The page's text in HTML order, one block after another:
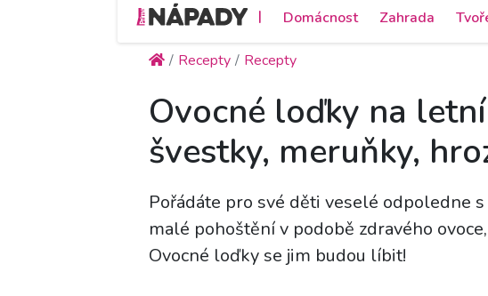
| Domácnost Zahrada
Recepty Recepty
Ovocné loďky na
švestky, meruňky,
Pořádáte pro své děti veselé odpoledne
malé pohoštění v podobě zdravého
Ovocné loďky se jim budou líbit!